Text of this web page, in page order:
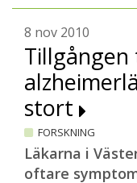
8 nov 2010
Tillgången
stort
FORSKNING
Läkarna i
oftare